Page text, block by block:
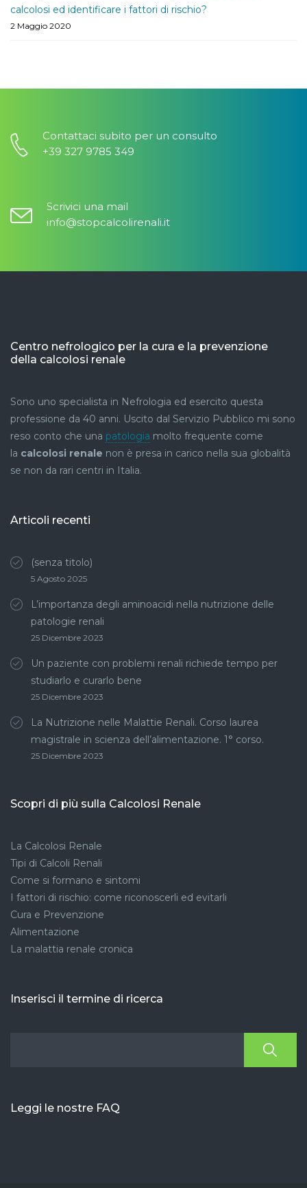
calcolosi ed identificare i fattori di rischio?
2 Maggio 2020
Contattaci subito per un consulto
+39 327 9785 349
Scrivici una mail
info@stopcalcolirenali.it
Centro nefrologico per la cura e la prevenzione
della calcolosi renale
Sono uno specialista in Nefrologia ed esercito questa
professione da 40 anni. Uscito dal Servizio Pubblico mi sono
reso conto che una patologia molto frequente come
la calcolosi renale non è presa in carico nella sua globalità
se non da rari centri in Italia.
Articoli recenti
(senza titolo)
5 Agosto 2025
L’importanza degli aminoacidi nella nutrizione delle
patologie renali
25 Dicembre 2023
Un paziente con problemi renali richiede tempo per
studiarlo e curarlo bene
25 Dicembre 2023
La Nutrizione nelle Malattie Renali. Corso laurea
magistrale in scienza dell’alimentazione. 1° corso.
25 Dicembre 2023
Scopri di più sulla Calcolosi Renale
La Calcolosi Renale
Tipi di Calcoli Renali
Come si formano e sintomi
I fattori di rischio: come riconoscerli ed evitarli
Cura e Prevenzione
Alimentazione
La malattia renale cronica
Inserisci il termine di ricerca
Leggi le nostre FAQ